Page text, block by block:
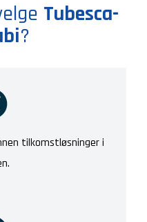
Tubesca-
?
tilkomstløsninger i